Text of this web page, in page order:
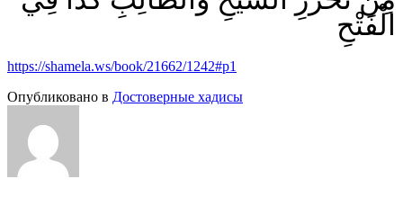
الْفَتْحِ
https://shamela.ws/book/21662/1242#p1
Опубликовано в Достоверные хадисы